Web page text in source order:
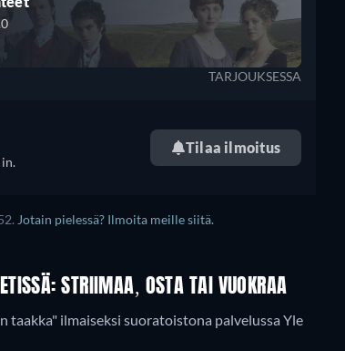
TARJOUKSESSA
Tilaa ilmoitus
Jotain pielessä? Ilmoita meille siitä.
STRIIMAA, OSTA TAI VUOKRAA
taakka" ilmaiseksi suoratoistona palvelussa Yle